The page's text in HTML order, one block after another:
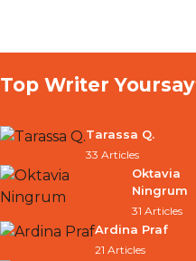
Top Writer Yoursay
Tarassa Q.
33 Articles
Oktavia
Ningrum
31 Articles
Ardina Praf
21 Articles